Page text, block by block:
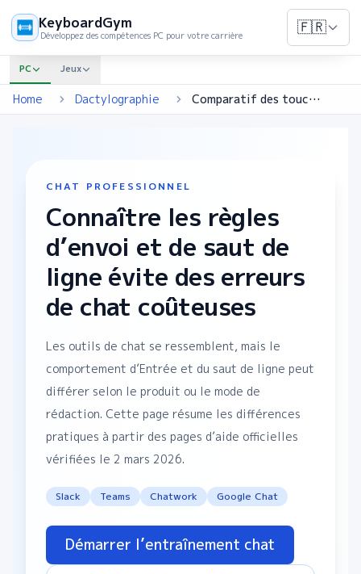
KeyboardGym
Développez des compétences PC pour votre carrière 🇫🇷
PC Jeux
Home Dactylographie Comparatif des touches de chat professionnel
CHAT PROFESSIONNEL
Connaître les règles
d’envoi et de saut de
ligne évite des erreurs
de chat coûteuses
Les outils de chat se ressemblent, mais le
comportement d’Entrée et du saut de ligne peut
différer selon le produit ou le mode de
rédaction. Cette page résume les différences
pratiques à partir des pages d’aide officielles
vérifiées le 2 mars 2026.
Slack Teams Chatwork Google Chat
Démarrer l’entraînement chat